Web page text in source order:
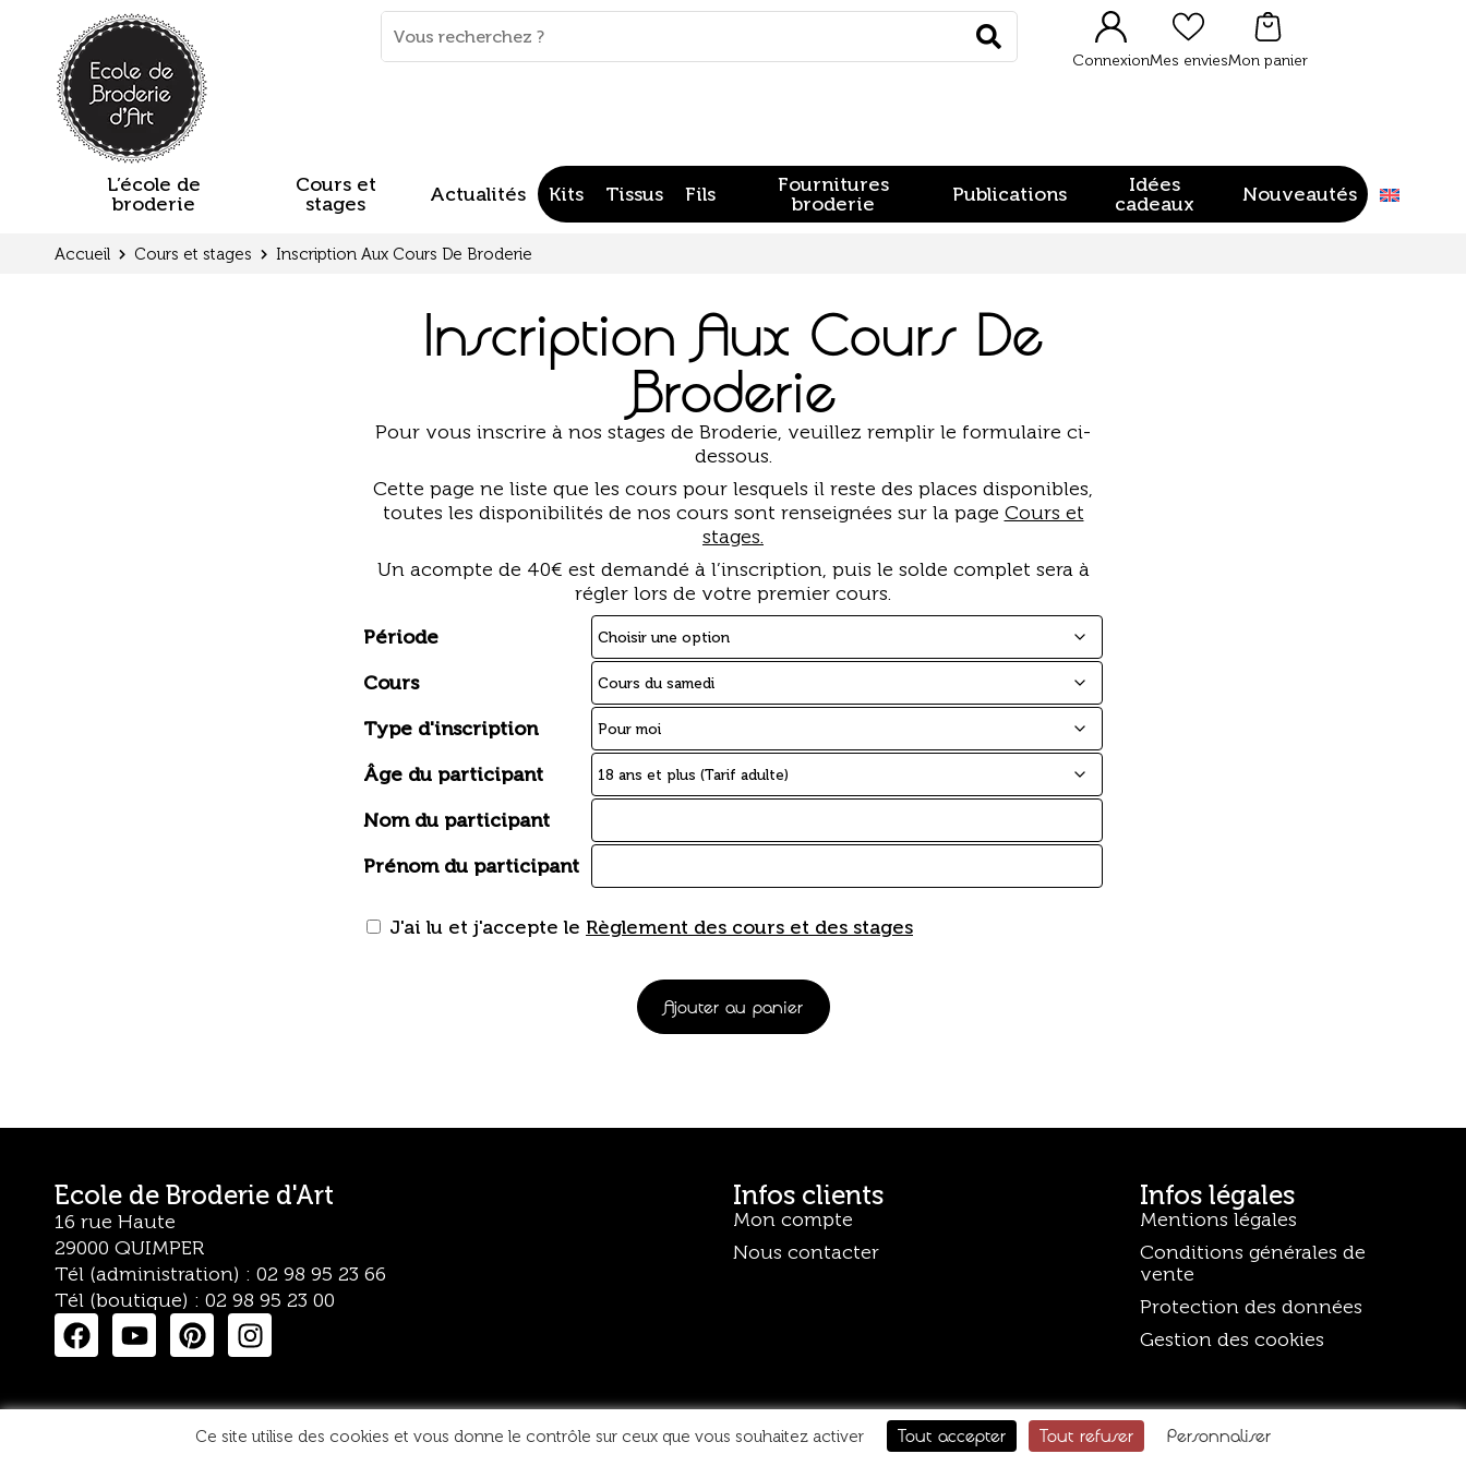
clés
Rechercher
ConnexionMes enviesMon panier
L’école de
broderie
Cours et
stages
Actualités Kits Tissus Fils
Fournitures
broderie
Publications
Idées
cadeaux
Nouveautés
Accueil Cours et stages Inscription Aux Cours De Broderie
Inscription Aux Cours De
Broderie
Pour vous inscrire à nos stages de Broderie, veuillez remplir le formulaire ci-
dessous.
Cette page ne liste que les cours pour lesquels il reste des places disponibles,
toutes les disponibilités de nos cours sont renseignées sur la page Cours et
stages.
Un acompte de 40€ est demandé à l’inscription, puis le solde complet sera à
régler lors de votre premier cours.
Période
Cours
Type d'inscription
Âge du participant
Nom du participant
Prénom du participant
J'ai lu et j'accepte le Règlement des cours et des stages
Ajouter au panier
Ecole de Broderie d'Art
16 rue Haute
29000 QUIMPER
Tél (administration) : 02 98 95 23 66
Tél (boutique) : 02 98 95 23 00
Infos clients
Mon compte
Nous contacter
Infos légales
Mentions légales
Conditions générales de
vente
Protection des données
Gestion des cookies
Panneau de gestion des cookies
Ce site utilise des cookies et vous donne le contrôle sur ceux que vous souhaitez activer Tout accepter Tout refuser Personnaliser